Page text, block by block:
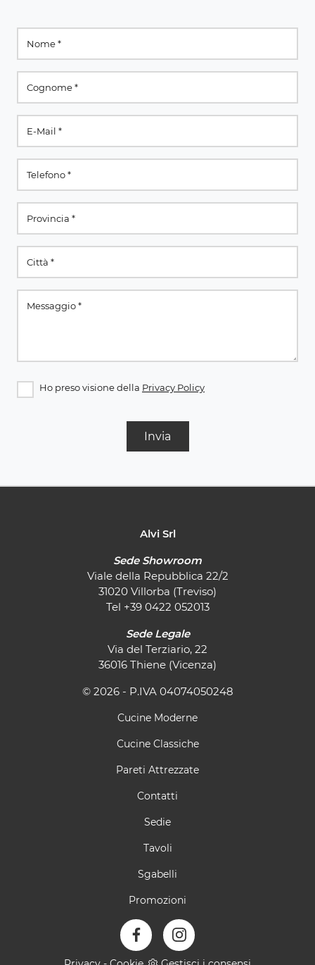
Ho preso visione della Privacy Policy
Invia
Alvi Srl
Sede Showroom
Viale della Repubblica 22/2
31020 Villorba (Treviso)
Tel +39 0422 052013
Sede Legale
Via del Terziario, 22
36016 Thiene (Vicenza)
© 2026 - P.IVA 04074050248
Cucine Moderne
Cucine Classiche
Pareti Attrezzate
Contatti
Sedie
Tavoli
Sgabelli
Promozioni